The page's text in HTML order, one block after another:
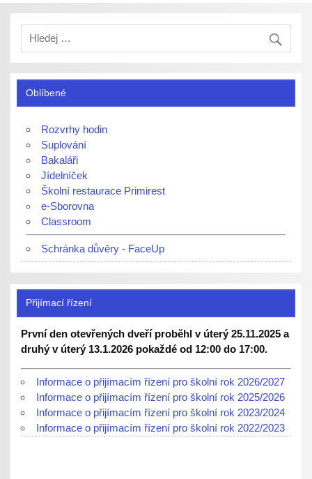
Oblíbené
Rozvrhy hodin
Suplování
Bakaláři
Jídelníček
Školní restaurace Primirest
e-Sborovna
Classroom
Schránka důvěry - FaceUp
Přijímací řízení
První den otevřených dveří proběhl v úterý 25.11.2025 a
druhý v úterý 13.1.2026 pokaždé od 12:00 do 17:00.
Informace o přijímacím řízení pro školní rok 2026/2027
Informace o přijímacím řízení pro školní rok 2025/2026
Informace o přijímacím řízení pro školní rok 2023/2024
Informace o přijímacím řízení pro školní rok 2022/2023